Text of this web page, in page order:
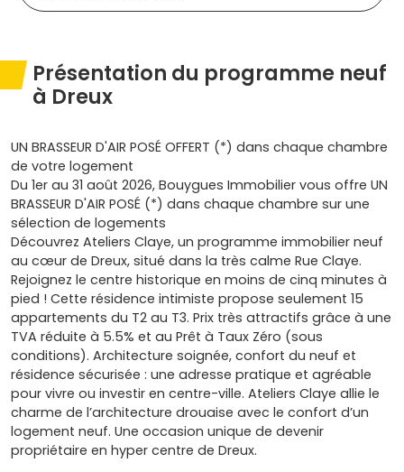
Présentation du programme neuf
à Dreux
UN BRASSEUR D'AIR POSÉ OFFERT (*) dans chaque chambre
de votre logement
Du 1er au 31 août 2026, Bouygues Immobilier vous offre UN
BRASSEUR D'AIR POSÉ (*) dans chaque chambre sur une
sélection de logements
Découvrez Ateliers Claye, un programme immobilier neuf
au cœur de Dreux, situé dans la très calme Rue Claye.
Rejoignez le centre historique en moins de cinq minutes à
pied ! Cette résidence intimiste propose seulement 15
appartements du T2 au T3. Prix très attractifs grâce à une
TVA réduite à 5.5% et au Prêt à Taux Zéro (sous
conditions). Architecture soignée, confort du neuf et
résidence sécurisée : une adresse pratique et agréable
pour vivre ou investir en centre-ville. Ateliers Claye allie le
charme de l’architecture drouaise avec le confort d’un
logement neuf. Une occasion unique de devenir
propriétaire en hyper centre de Dreux.